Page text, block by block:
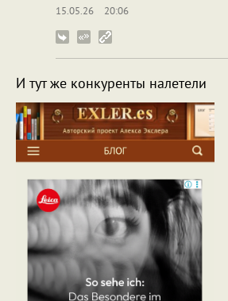
15.05.26
20:06
И тут же конкуренты налетели